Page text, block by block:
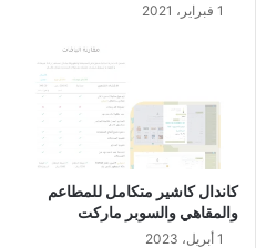
1 فبراير، 2021
كاندال كاشير متكامل للمطاعم
والمقاهي والسوبر ماركت
1 أبريل، 2023